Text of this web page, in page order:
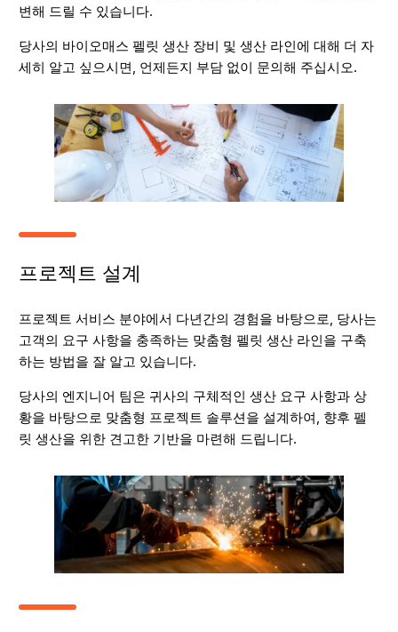
변해 드릴 수 있습니다.
당사의 바이오매스 펠릿 생산 장비 및 생산 라인에 대해 더 자
세히 알고 싶으시면, 언제든지 부담 없이 문의해 주십시오.
프로젝트 설계
프로젝트 서비스 분야에서 다년간의 경험을 바탕으로, 당사는
고객의 요구 사항을 충족하는 맞춤형 펠릿 생산 라인을 구축
하는 방법을 잘 알고 있습니다.
당사의 엔지니어 팀은 귀사의 구체적인 생산 요구 사항과 상
황을 바탕으로 맞춤형 프로젝트 솔루션을 설계하여, 향후 펠
릿 생산을 위한 견고한 기반을 마련해 드립니다.